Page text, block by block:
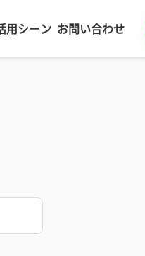
用シーン お問い合わせ